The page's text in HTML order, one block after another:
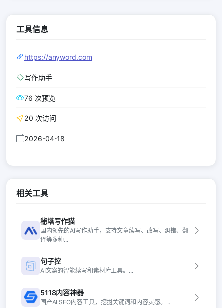
工具信息
https://anyword.com
写作助手
76 次预览
20 次访问
2026-04-18
相关工具
秘塔写作猫
国内领先的AI写作助手，支持文章续写、改写、纠错、翻
译等多种...
句子控
AI文案的智能续写和素材库工具。...
5118内容神器
国产AI SEO内容工具，挖掘关键词和内容灵感。...